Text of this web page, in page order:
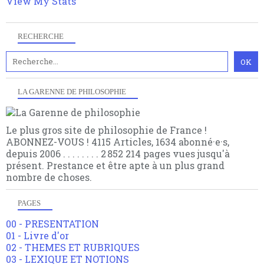
RECHERCHE
LA GARENNE DE PHILOSOPHIE
Le plus gros site de philosophie de France !
ABONNEZ-VOUS ! 4115 Articles, 1634 abonné·e·s,
depuis 2006 . . . . . . . . 2 852 214 pages vues jusqu'à
présent. Prestance et être apte à un plus grand
nombre de choses.
PAGES
00 - PRESENTATION
01 - Livre d'or
02 - THEMES ET RUBRIQUES
03 - LEXIQUE ET NOTIONS